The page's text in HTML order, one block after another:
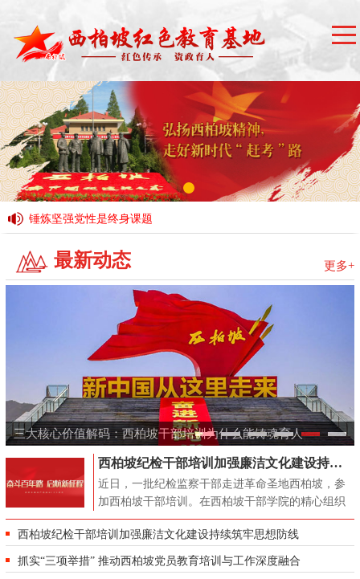
锤炼坚强党性是终身课题
深刻把握“五个必须” 创造新的历史辉煌
“敢于善于斗争，始终保持必胜信心”——深入学习贯彻习近平总
书记在庆祝中国共产党成立105周年大会上重要讲话系列述评之
锤炼坚强党性是终身课题
深刻把握“五个必须” 创造新的历史辉煌
“敢于善于斗争，始终保持必胜信心”——深入学习贯彻习近平总
书记在庆祝中国共产党成立105周年大会上重要讲话系列述评之
最新动态 更多+
三大核心价值解码：西柏坡干部培训为什么能铸魂育人
西柏坡纪检干部培训加强廉洁文化建设持续筑牢思想防线
近日，一批纪检监察干部走进革命圣地西柏坡，参
加西柏坡干部培训。在西柏坡干部学院的精心组织
下，学员们通过现场教学、专题研讨、情景体验等
多种形式，在历史的浸润中接受思想洗礼，在精神
的传承中强化使命担当。西柏坡是“立规矩的地
方”。总书记曾在此指出：“这里是立规矩的地方。
西柏坡纪检干部培训加强廉洁文化建设持续筑牢思想防线
抓实“三项举措” 推动西柏坡党员教育培训与工作深度融合